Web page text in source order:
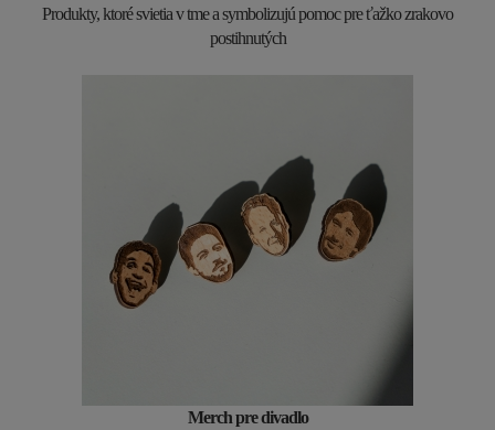
Produkty, ktoré svietia v tme a symbolizujú pomoc pre ťažko zrakovo
postihnutých
Merch pre divadlo